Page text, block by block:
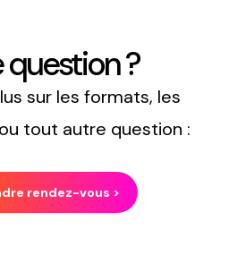
question ?
sur les formats, les
tout autre question :
rendez-vous >